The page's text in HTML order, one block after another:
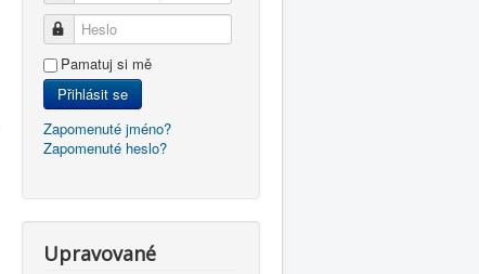
Heslo
Pamatuj si mě
Přihlásit se
Zapomenuté jméno?
Zapomenuté heslo?
Upravované